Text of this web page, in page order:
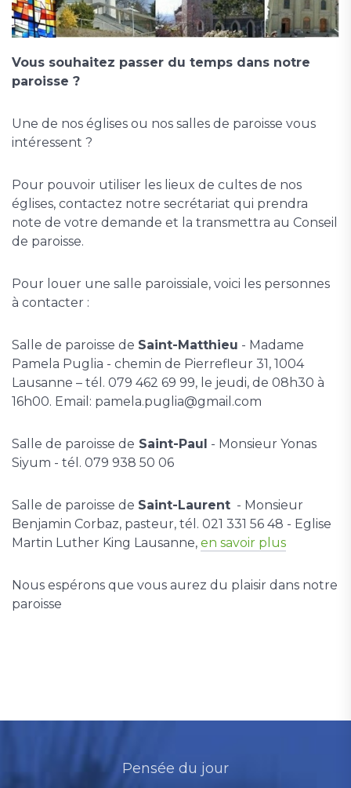
Vous souhaitez passer du temps dans notre
paroisse ?
Une de nos églises ou nos salles de paroisse vous
intéressent ?
Pour pouvoir utiliser les lieux de cultes de nos
églises, contactez notre secrétariat qui prendra
note de votre demande et la transmettra au Conseil
de paroisse.
Pour louer une salle paroissiale, voici les personnes
à contacter :
Salle de paroisse de Saint-Matthieu - Madame
Pamela Puglia - chemin de Pierrefleur 31, 1004
Lausanne – tél. 079 462 69 99, le jeudi, de 08h30 à
16h00. Email: pamela.puglia@gmail.com
Salle de paroisse de Saint-Paul - Monsieur Yonas
Siyum - tél. 079 938 50 06
Salle de paroisse de Saint-Laurent - Monsieur
Benjamin Corbaz, pasteur, tél. 021 331 56 48 - Eglise
Martin Luther King Lausanne, en savoir plus
Nous espérons que vous aurez du plaisir dans notre
paroisse
Pensée du jour